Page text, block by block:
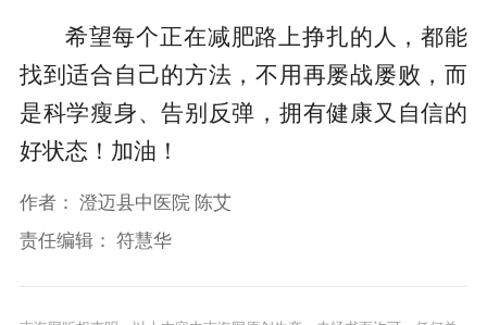
希望每个正在减肥路上挣扎的人，都能
找到适合自己的方法，不用再屡战屡败，而
是科学瘦身、告别反弹，拥有健康又自信的
好状态！加油！
作者： 澄迈县中医院 陈艾
责任编辑： 符慧华